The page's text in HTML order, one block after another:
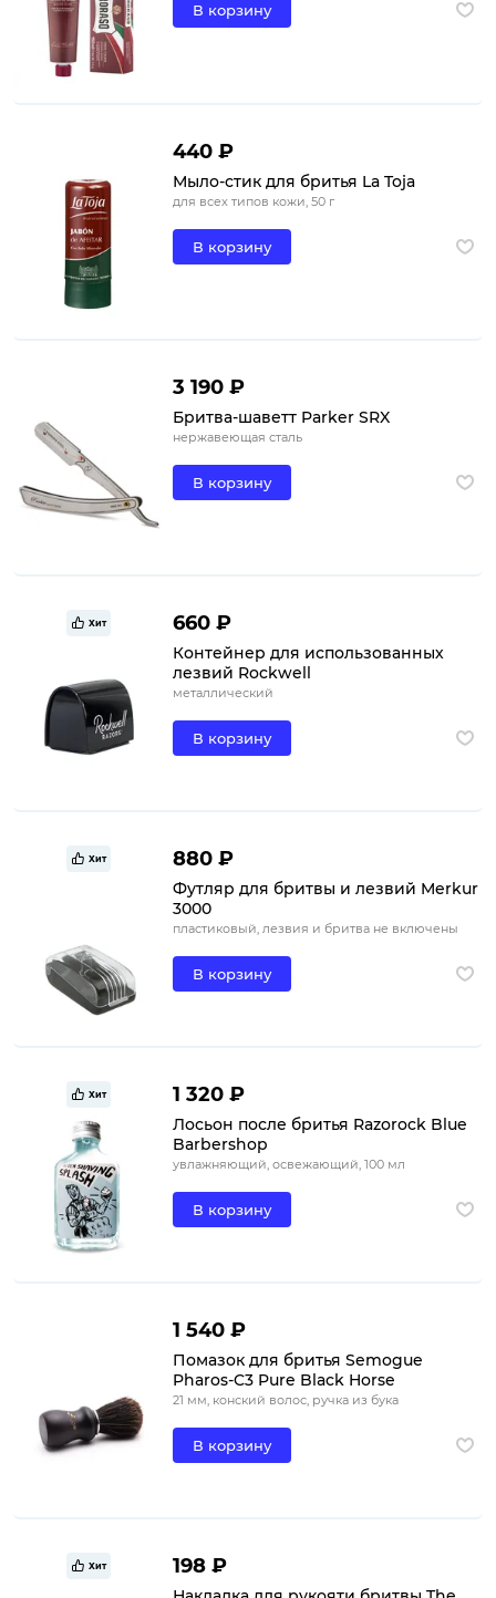
В корзину
440 ₽
Мыло-стик для бритья La Toja
для всех типов кожи, 50 г
В корзину
3 190 ₽
Бритва-шаветт Parker SRX
нержавеющая сталь
В корзину
Хит 660 ₽
Контейнер для использованных
лезвий Rockwell
металлический
В корзину
Хит 880 ₽
Футляр для бритвы и лезвий Merkur
3000
пластиковый, лезвия и бритва не включены
В корзину
Хит 1 320 ₽
Лосьон после бритья Razorock Blue
Barbershop
увлажняющий, освежающий, 100 мл
В корзину
1 540 ₽
Помазок для бритья Semogue
Pharos-C3 Pure Black Horse
21 мм, конский волос, ручка из бука
В корзину
Хит 198 ₽